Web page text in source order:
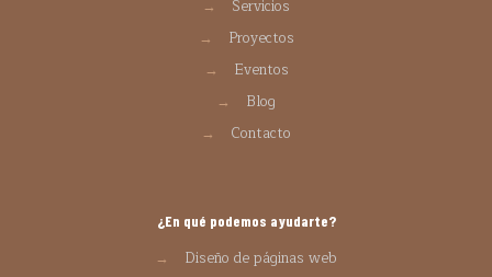
→
Servicios
→
Proyectos
→
Eventos
→
Blog
→
Contacto
¿En qué podemos ayudarte?
→
Diseño de páginas web